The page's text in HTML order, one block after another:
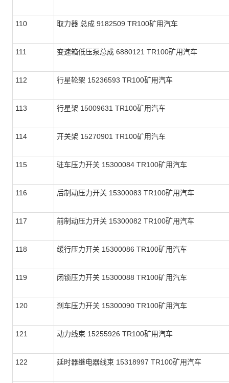
110 取力器 总成 9182509 TR100矿用汽车
111 变速箱低压泵总成 6880121 TR100矿用汽车
112 行星轮架 15236593 TR100矿用汽车
113 行星架 15009631 TR100矿用汽车
114 开关架 15270901 TR100矿用汽车
115 驻车压力开关 15300084 TR100矿用汽车
116 后制动压力开关 15300083 TR100矿用汽车
117 前制动压力开关 15300082 TR100矿用汽车
118 缓行压力开关 15300086 TR100矿用汽车
119 闭锁压力开关 15300088 TR100矿用汽车
120 刹车压力开关 15300090 TR100矿用汽车
121 动力线束 15255926 TR100矿用汽车
122 延时器继电器线束 15318997 TR100矿用汽车